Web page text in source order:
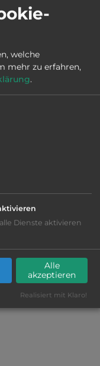
ruhig
welche
mehr zu erfahren,
.
Dienste aktivieren
Alle
akzeptieren
Realisiert mit Klaro!